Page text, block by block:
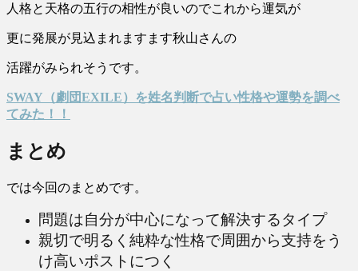
人格と天格の五行の相性が良いのでこれから運気が
更に発展が見込まれますます秋山さんの
活躍がみられそうです。
SWAY（劇団EXILE）を姓名判断で占い性格や運勢を調べ
てみた！！
まとめ
では今回のまとめです。
問題は自分が中心になって解決するタイプ
親切で明るく純粋な性格で周囲から支持をう
け高いポストにつく